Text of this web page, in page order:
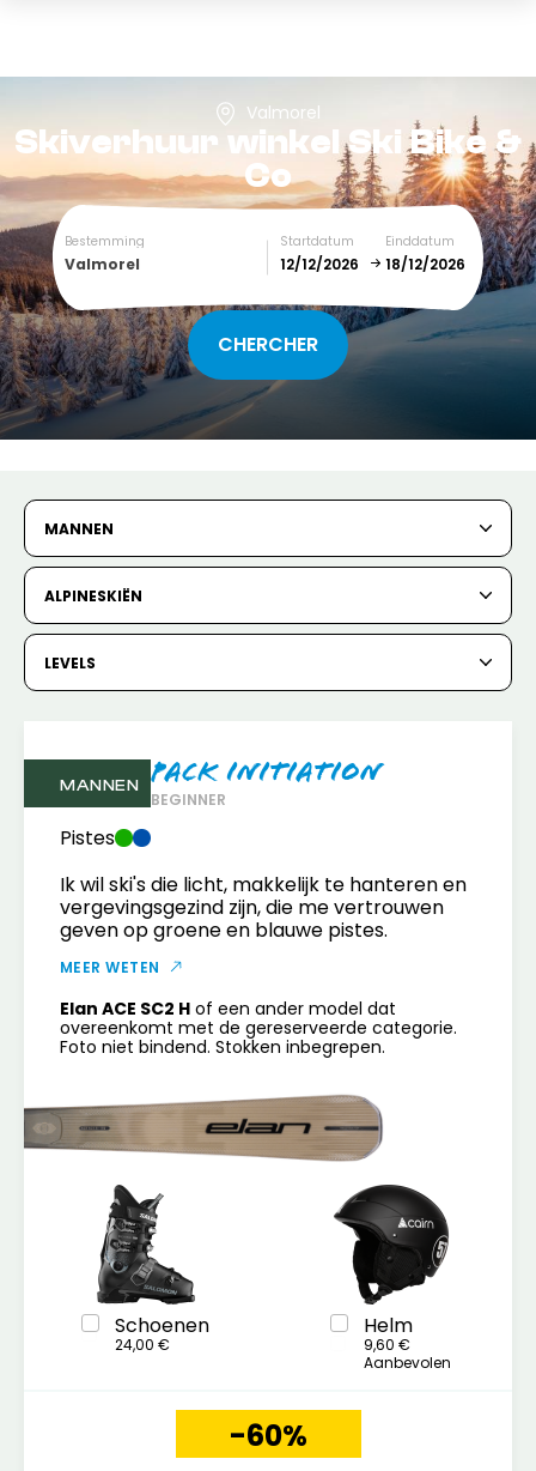
Valmorel
Skiverhuur winkelSki Bike &
Co
Bestemming
Valmorel
Startdatum Einddatum
December
1 2 3 4 5
6 7 8 9 10 11 12
13
1
3
10 11 12 13 14 15 16
17 18 19 20 21 22
31
MANNEN
ALPINESKIËN
LEVELS
MANNEN Pack Initiation
BEGINNER
Pistes
Ik wil ski's die licht, makkelijk te hanteren en
vergevingsgezind zijn, die me vertrouwen
geven op groene en blauwe pistes.
MEER WETEN
Elan ACE SC2 H of een ander model dat
overeenkomt met de gereserveerde categorie.
Foto niet bindend. Stokken inbegrepen.
Schoenen
24,00 €
Helm
9,60 €
Aanbevolen
-60%